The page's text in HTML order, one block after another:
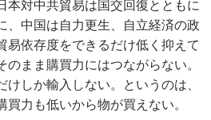
本対中共貿易は国交回復とともに
、中国は自力更生、自立経済の政
易依存度をできるだけ低く抑えて
のまま購買力にはつながらない。
しか輸入しない。というのは、
買力も低いから物が買えない。